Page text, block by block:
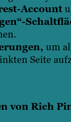
Account
um
Seite
von Rich